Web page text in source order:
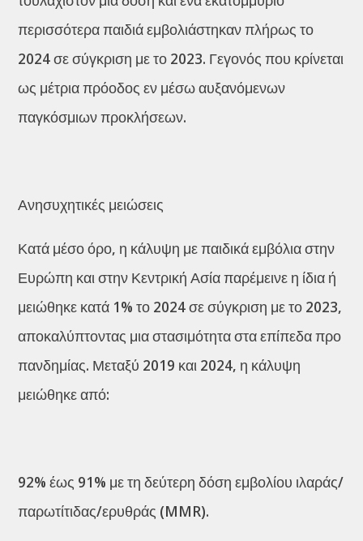
περισσότερα παιδιά εμβολιάστηκαν πλήρως το
2024 σε σύγκριση με το 2023. Γεγονός που κρίνεται
ως μέτρια πρόοδος εν μέσω αυξανόμενων
παγκόσμιων προκλήσεων.
Ανησυχητικές μειώσεις
Κατά μέσο όρο, η κάλυψη με παιδικά εμβόλια στην
Ευρώπη και στην Κεντρική Ασία παρέμεινε η ίδια ή
μειώθηκε κατά 1% το 2024 σε σύγκριση με το 2023,
αποκαλύπτοντας μια στασιμότητα στα επίπεδα προ
πανδημίας. Μεταξύ 2019 και 2024, η κάλυψη
μειώθηκε από:
92% έως 91% με τη δεύτερη δόση εμβολίου ιλαράς/
παρωτίτιδας/ερυθράς (MMR).